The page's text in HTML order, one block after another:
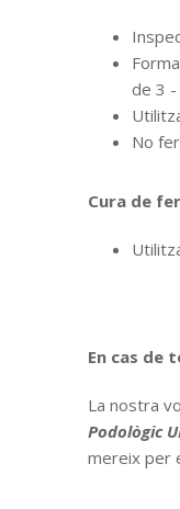
de 3 -
No
Cura de
En cas de
La nostra
Podològic
mereix per